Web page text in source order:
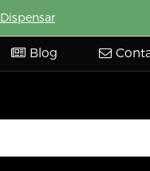
Dispensar
Blog